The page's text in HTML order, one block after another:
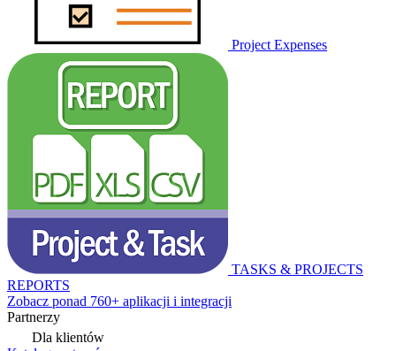
Project Expenses
TASKS & PROJECTS
REPORTS
Zobacz ponad 760+ aplikacji i integracji
Partnerzy
Dla klientów